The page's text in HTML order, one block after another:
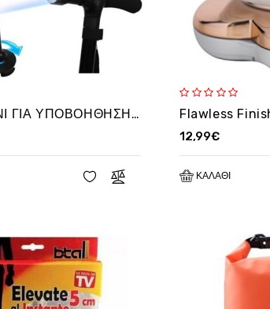
ΜΠΑΣΤΟΥΝΙ ΓΙΑ ΥΠΟΒΟΗΘΗΣΗ ΠΕΡΠΑΤΗΜΑΤΟΣ ΜΕ ΦΩΤΙΣΜΟ 3 LED - TRUSTY CANE
12,99€
ΚΑΛΆΘΙ